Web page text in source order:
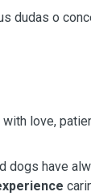
dudas o
love,
dogs have